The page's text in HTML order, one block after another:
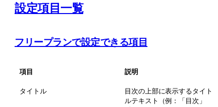
設定項目一覧
フリープランで設定できる項目
項目 説明
タイトル
目次の上部に表示するタイト
ルテキスト（例：「目次」